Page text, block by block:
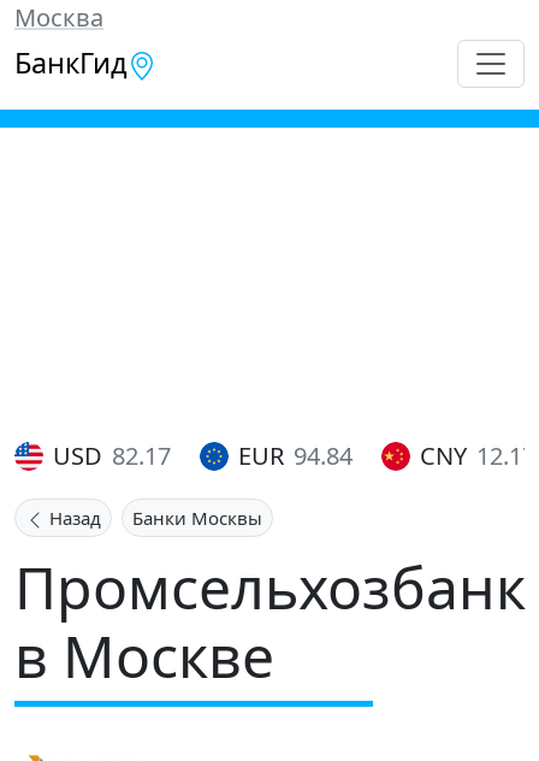
Москва
БанкГид
USD 82.17 EUR 94.84 CNY 12.17
Назад Банки Москвы
Промсельхозбанк
в Москве